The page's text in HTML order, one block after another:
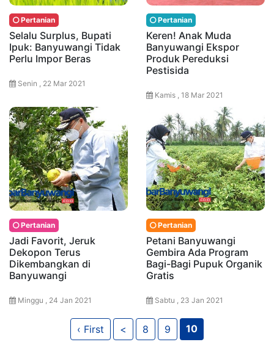
Pertanian
Selalu Surplus, Bupati
Ipuk: Banyuwangi Tidak
Perlu Impor Beras
Senin , 22 Mar 2021
Pertanian
Keren! Anak Muda
Banyuwangi Ekspor
Produk Pereduksi
Pestisida
Kamis , 18 Mar 2021
Pertanian
Jadi Favorit, Jeruk
Dekopon Terus
Dikembangkan di
Banyuwangi
Minggu , 24 Jan 2021
Pertanian
Petani Banyuwangi
Gembira Ada Program
Bagi-Bagi Pupuk Organik
Gratis
Sabtu , 23 Jan 2021
‹ First < 8 9 10